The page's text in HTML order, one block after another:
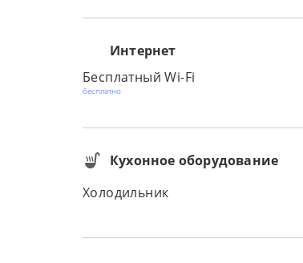
Интернет
Бесплатный Wi-Fi
бесплатно
Кухонное оборудование
Холодильник